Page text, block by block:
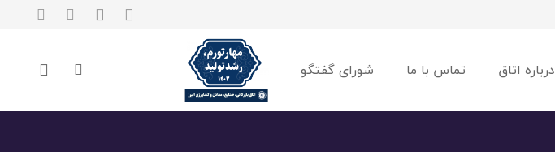
درباره اتاق تماس با ما شورای گفتگو